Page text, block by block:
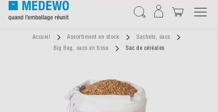
Accueil Assortiment en stock
Sachets, sacs
Big Bag, sacs en tissu
Sac de céréales